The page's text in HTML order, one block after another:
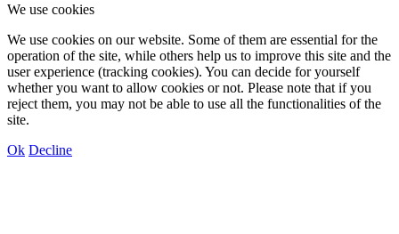
We use cookies
We use cookies on our website. Some of them are essential for the
operation of the site, while others help us to improve this site and the
user experience (tracking cookies). You can decide for yourself
whether you want to allow cookies or not. Please note that if you
reject them, you may not be able to use all the functionalities of the
site.
Ok Decline